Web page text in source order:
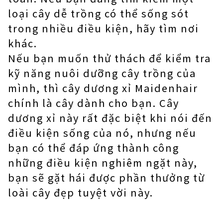
loại cây dễ trồng có thể sống sót
trong nhiều điều kiện, hãy tìm nơi
khác.
Nếu bạn muốn thử thách để kiểm tra
kỹ năng nuôi dưỡng cây trồng của
mình, thì cây dương xỉ Maidenhair
chính là cây dành cho bạn. Cây
dương xỉ này rất đặc biệt khi nói đến
điều kiện sống của nó, nhưng nếu
bạn có thể đáp ứng thành công
những điều kiện nghiêm ngặt này,
bạn sẽ gặt hái được phần thưởng từ
loài cây đẹp tuyệt vời này.